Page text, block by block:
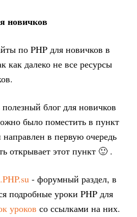
новичков
по PHP для новичков в
как далеко не все ресурсы
блог для новичков
было поместить в пункт
в первую очередь
открывает этот пункт 🙂 .
- форумный раздел, в
подробные уроки PHP для
уроков со ссылками на них.